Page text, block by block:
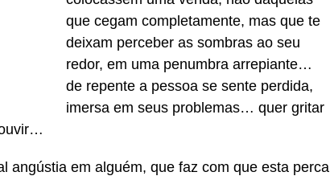
que cegam completamente, mas que te
deixam perceber as sombras ao seu
redor, em uma penumbra arrepiante…
de repente a pessoa se sente perdida,
imersa em seus problemas… quer gritar
angústia em alguém, que faz com que esta perca